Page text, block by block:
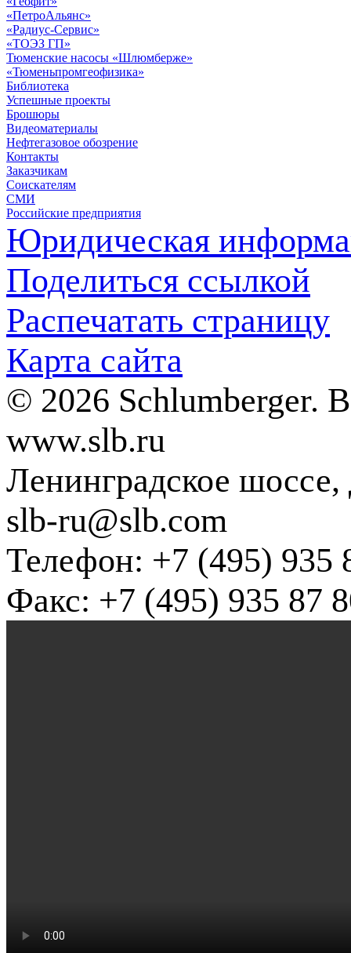
«ПетроАльянс»
«Радиус-Сервис»
«ТОЭЗ ГП»
Тюменские насосы «Шлюмберже»
«Тюменьпромгеофизика»
Библиотека
Успешные проекты
Брошюры
Видеоматериалы
Нефтегазовое обозрение
Контакты
Заказчикам
Соискателям
СМИ
Российские предприятия
Юридическая
Поделиться ссылкой
Распечатать страницу
Карта сайта
© 2026 Schlumberger.
www.slb.ru
Ленинградское
slb-ru@slb.com
Телефон: +7 (495) 935
Факс: +7 (495) 935 87